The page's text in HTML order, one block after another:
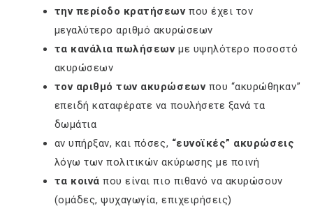
την περίοδο κρατήσεωνπου έχει τον
μεγαλύτερο αριθμό ακυρώσεων
τα κανάλια πωλήσεωνμε υψηλότερο ποσοστό
ακυρώσεων
τον αριθμό των ακυρώσεωνπου “ακυρώθηκαν”
επειδή καταφέρατε να πουλήσετε ξανά τα
δωμάτια
αν υπήρξαν, και πόσες, “ευνοϊκές” ακυρώσεις
λόγω των πολιτικών ακύρωσης με ποινή
τα κοινά που είναι πιο πιθανό να ακυρώσουν
(ομάδες, ψυχαγωγία, επιχειρήσεις)